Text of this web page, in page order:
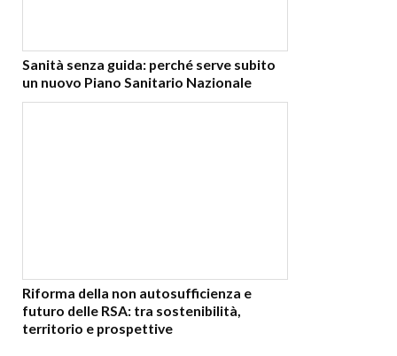
Sanità senza guida: perché serve subito
un nuovo Piano Sanitario Nazionale
Riforma della non autosufficienza e
futuro delle RSA: tra sostenibilità,
territorio e prospettive